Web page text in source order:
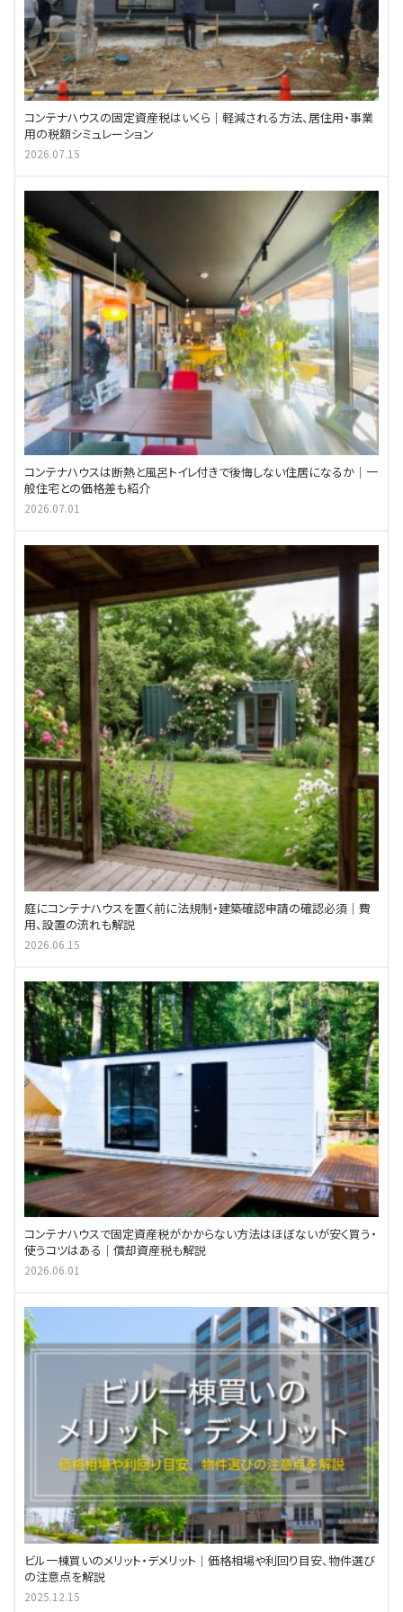
コンテナハウスの固定資産税はいくら｜軽減される方法、居住用・事業
用の税額シミュレーション
2026.07.15
コンテナハウスは断熱と風呂トイレ付きで後悔しない住居になるか｜一
般住宅との価格差も紹介
2026.07.01
庭にコンテナハウスを置く前に法規制・建築確認申請の確認必須｜費
用、設置の流れも解説
2026.06.15
コンテナハウスで固定資産税がかからない方法はほぼないが安く買う・
使うコツはある｜償却資産税も解説
2026.06.01
ビル一棟買いのメリット・デメリット｜価格相場や利回り目安、物件選び
の注意点を解説
2025.12.15